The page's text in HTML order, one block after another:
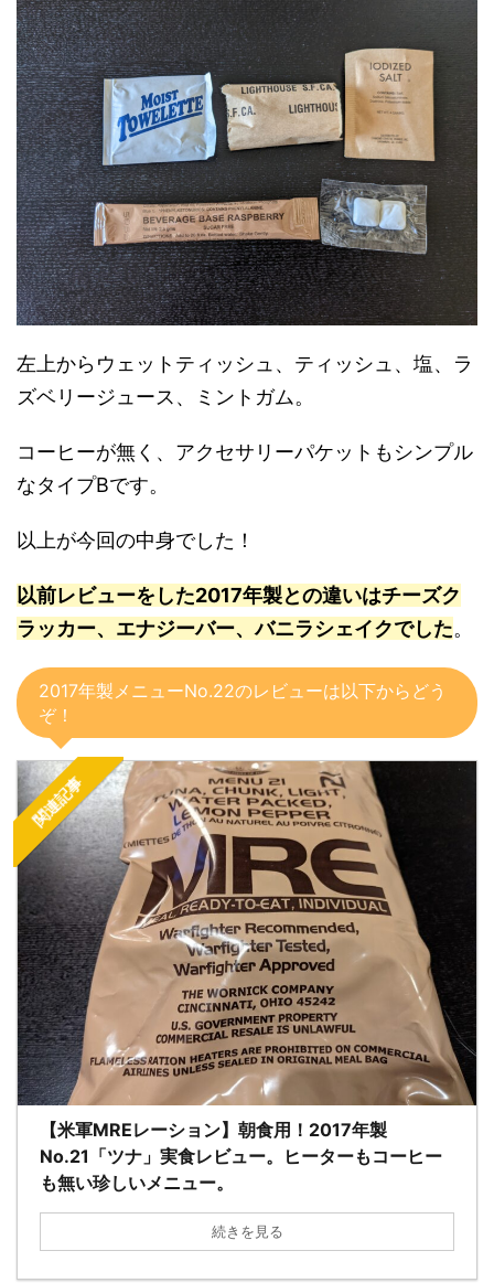
左上からウェットティッシュ、ティッシュ、塩、ラ
ズベリージュース、ミントガム。
コーヒーが無く、アクセサリーパケットもシンプル
なタイプBです。
以上が今回の中身でした！
以前レビューをした2017年製との違いはチーズク
ラッカー、エナジーバー、バニラシェイクでした。
2017年製メニューNo.22のレビューは以下からどう
ぞ！
関連記事
【米軍MREレーション】朝食用！2017年製
No.21「ツナ」実食レビュー。ヒーターもコーヒー
も無い珍しいメニュー。
続きを見る